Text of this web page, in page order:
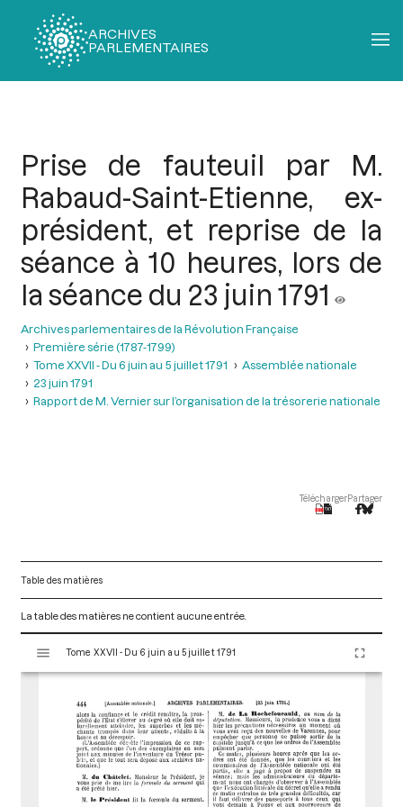
ARCHIVES
PARLEMENTAIRES
Prise de fauteuil par M.
Rabaud-Saint-Etienne, ex-
président, et reprise de la
séance à 10 heures, lors de
la séance du 23 juin 1791
Archives parlementaires de la Révolution Française
Première série (1787-1799)
Tome XXVII - Du 6 juin au 5 juillet 1791
Assemblée nationale
23 juin 1791
Rapport de M. Vernier sur l’organisation de la trésorerie nationale
TéléchargerPartager
Table des matières
La table des matières ne contient aucune entrée.
s
Tome XXVII - Du 6 juin au 5 juillet 1791